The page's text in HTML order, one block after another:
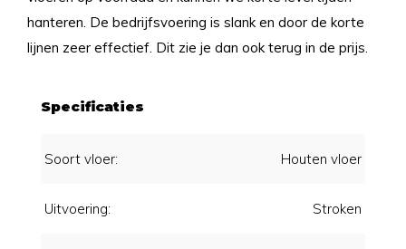
hanteren. De bedrijfsvoering is slank en door de korte
lijnen zeer effectief. Dit zie je dan ook terug in de prijs.
Specificaties
Soort vloer: Houten vloer
Uitvoering: Stroken